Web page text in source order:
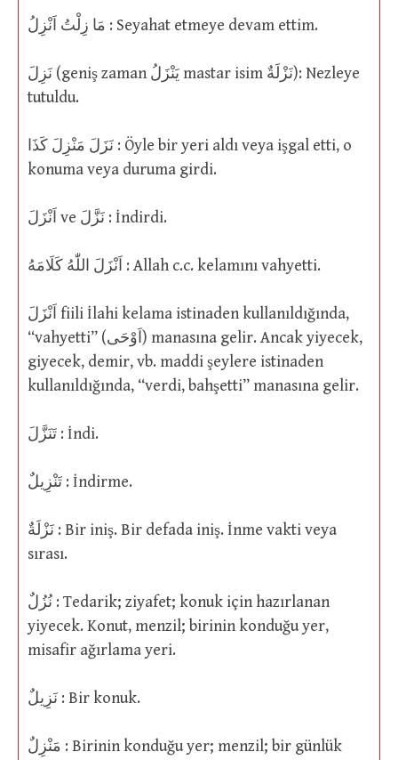
مَا زِلْتُ اَنْزِلُ : Seyahat etmeye devam ettim.
نَزِلَ (geniş zaman يَنْزَلُ mastar isim نَزْلَةٌ): Nezleye
tutuldu.
نَزَلَ مَنْزِلَ كَذَا : Öyle bir yeri aldı veya işgal etti, o
konuma veya duruma girdi.
اَنْزَلَ ve نَزَّلَ : İndirdi.
اَنْزَلَ اللّٰهُ كَلَامَهُ : Allah c.c. kelamını vahyetti.
اَنْزَلَ fiili İlahi kelama istinaden kullanıldığında,
“vahyetti” (اَوْحَى) manasına gelir. Ancak yiyecek,
giyecek, demir, vb. maddi şeylere istinaden
kullanıldığında, “verdi, bahşetti” manasına gelir.
تَنَزَّلَ : İndi.
تَنْزِيلٌ : İndirme.
نَزْلَةٌ : Bir iniş. Bir defada iniş. İnme vakti veya
sırası.
نُزُلٌ : Tedarik; ziyafet; konuk için hazırlanan
yiyecek. Konut, menzil; birinin konduğu yer,
misafir ağırlama yeri.
نَزِيلٌ : Bir konuk.
مَنْزِلٌ : Birinin konduğu yer; menzil; bir günlük